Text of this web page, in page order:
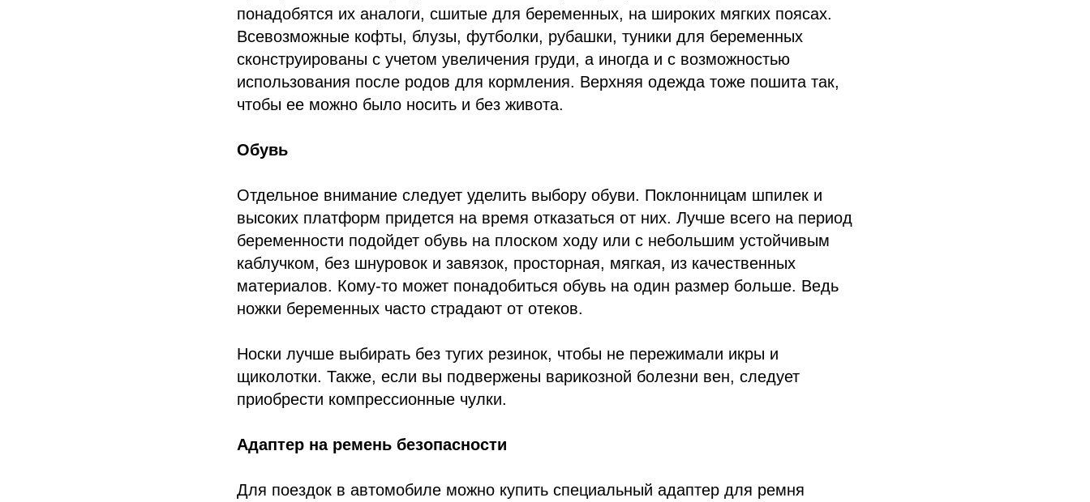
понадобятся их аналоги, сшитые для беременных, на широких мягких поясах.
Всевозможные кофты, блузы, футболки, рубашки, туники для беременных
сконструированы с учетом увеличения груди, а иногда и с возможностью
использования после родов для кормления. Верхняя одежда тоже пошита так,
чтобы ее можно было носить и без живота.
Обувь
Отдельное внимание следует уделить выбору обуви. Поклонницам шпилек и
высоких платформ придется на время отказаться от них. Лучше всего на период
беременности подойдет обувь на плоском ходу или с небольшим устойчивым
каблучком, без шнуровок и завязок, просторная, мягкая, из качественных
материалов. Кому-то может понадобиться обувь на один размер больше. Ведь
ножки беременных часто страдают от отеков.
Носки лучше выбирать без тугих резинок, чтобы не пережимали икры и
щиколотки. Также, если вы подвержены варикозной болезни вен, следует
приобрести компрессионные чулки.
Адаптер на ремень безопасности
Для поездок в автомобиле можно купить специальный адаптер для ремня